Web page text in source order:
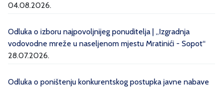
04.08.2026.
Odluka o izboru najpovoljnijeg ponuditelja | „Izgradnja
vodovodne mreže u naseljenom mjestu Mratinići - Sopot“
28.07.2026.
Odluka o poništenju konkurentskog postupka javne nabave